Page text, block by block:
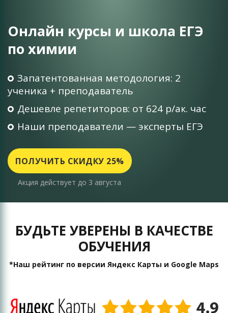
Онлайн курсы и школа ЕГЭ
по химии
Запатентованная методология: 2
ученика + преподаватель
Дешевле репетиторов: от 624 р/ак. час
Наши преподаватели — эксперты ЕГЭ
ПОЛУЧИТЬ СКИДКУ 25%
Акция действует до 3 августа
БУДЬТЕ УВЕРЕНЫ В КАЧЕСТВЕ
ОБУЧЕНИЯ
*Наш рейтинг по версии Яндекс Карты и Google Maps